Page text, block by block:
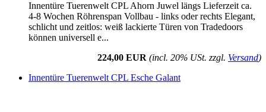
Innentüre Tuerenwelt CPL Ahorn Juwel längs Lieferzeit ca.
4-8 Wochen Röhrenspan Vollbau - links oder rechts Elegant,
schlicht und zeitlos: weiß lackierte Türen von Tradedoors
können universell e...
224,00 EUR (incl. 20% USt. zzgl. Versand)
Innentüre Tuerenwelt CPL Esche Galant